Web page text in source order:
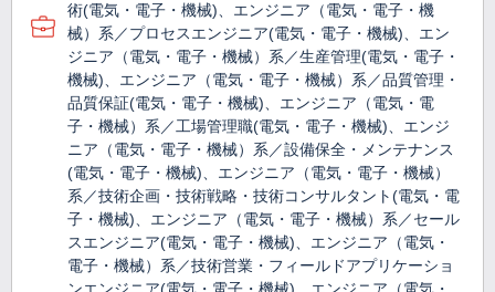
術(電気・電子・機械)、エンジニア（電気・電子・機
械）系／プロセスエンジニア(電気・電子・機械)、エン
ジニア（電気・電子・機械）系／生産管理(電気・電子・
機械)、エンジニア（電気・電子・機械）系／品質管理・
品質保証(電気・電子・機械)、エンジニア（電気・電
子・機械）系／工場管理職(電気・電子・機械)、エンジ
ニア（電気・電子・機械）系／設備保全・メンテナンス
(電気・電子・機械)、エンジニア（電気・電子・機械）
系／技術企画・技術戦略・技術コンサルタント(電気・電
子・機械)、エンジニア（電気・電子・機械）系／セール
スエンジニア(電気・電子・機械)、エンジニア（電気・
電子・機械）系／技術営業・フィールドアプリケーショ